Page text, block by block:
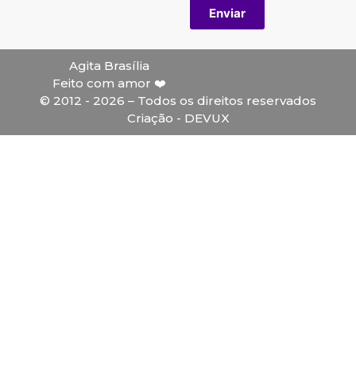
Enviar
Agita Brasília
Feito com amor ❤️
© 2012 - 2026 – Todos os direitos reservados
Criação - DEVUX